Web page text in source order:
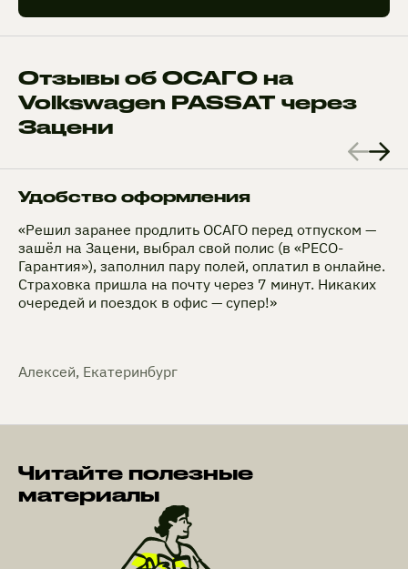
Отзывы об ОСАГО на
Volkswagen PASSAT через
Зацени
Удобство оформления
«Решил заранее продлить ОСАГО перед отпуском —
зашёл на Зацени, выбрал свой полис (в «РЕСО-
Гарантия»), заполнил пару полей, оплатил в онлайне.
Страховка пришла на почту через 7 минут. Никаких
очередей и поездок в офис — супер!»
Алексей, Екатеринбург
Читайте полезные
материалы